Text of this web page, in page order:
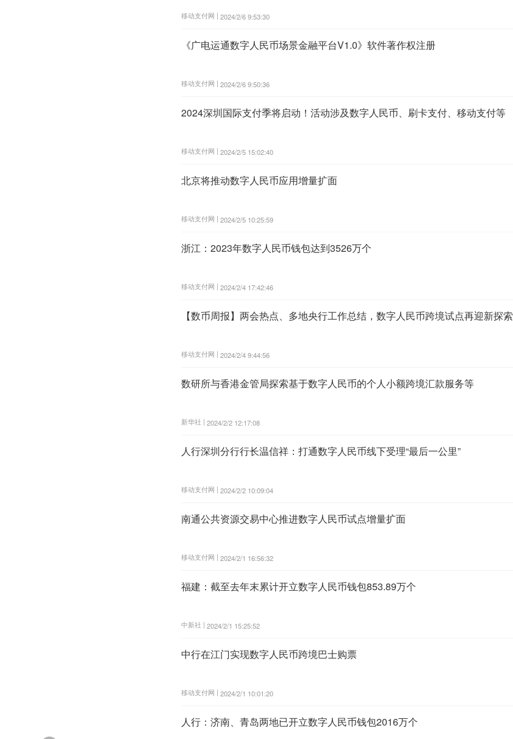
移动支付网 | 2024/2/6 9:53:30
《广电运通数字人民币场景金融平台V1.0》软件著作权注册
移动支付网 | 2024/2/6 9:50:36
2024深圳国际支付季将启动！活动涉及数字人民币、刷卡支付、移动支付等
移动支付网 | 2024/2/5 15:02:40
北京将推动数字人民币应用增量扩面
移动支付网 | 2024/2/5 10:25:59
浙江：2023年数字人民币钱包达到3526万个
移动支付网 | 2024/2/4 17:42:46
【数币周报】两会热点、多地央行工作总结，数字人民币跨境试点再迎新探索
移动支付网 | 2024/2/4 9:44:56
数研所与香港金管局探索基于数字人民币的个人小额跨境汇款服务等
新华社 | 2024/2/2 12:17:08
人行深圳分行行长温信祥：打通数字人民币线下受理“最后一公里”
移动支付网 | 2024/2/2 10:09:04
南通公共资源交易中心推进数字人民币试点增量扩面
移动支付网 | 2024/2/1 16:56:32
福建：截至去年末累计开立数字人民币钱包853.89万个
中新社 | 2024/2/1 15:25:52
中行在江门实现数字人民币跨境巴士购票
移动支付网 | 2024/2/1 10:01:20
人行：济南、青岛两地已开立数字人民币钱包2016万个